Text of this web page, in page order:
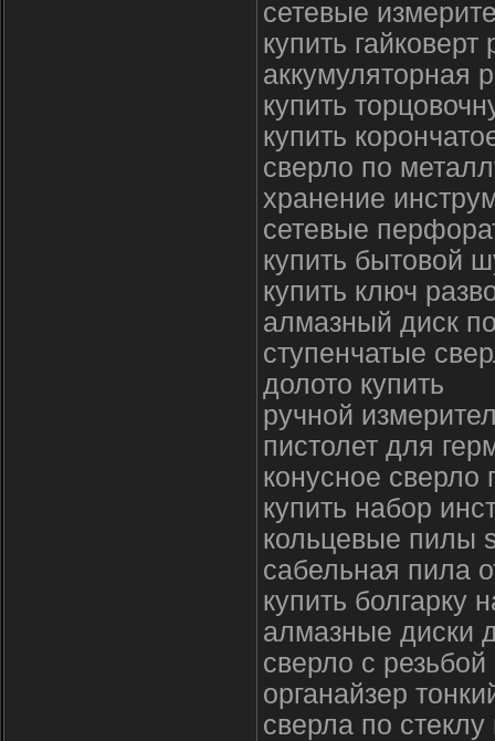
сетевые
купить гайковерт
аккумуляторная
купить
купить
сверло по
хранение
сетевые
купить бытовой
купить ключ
алмазный диск
ступенчатые
долото купить
ручной
пистолет для
конусное сверло
купить набор
кольцевые пилы
сабельная пила
купить болгарку
алмазные диски
сверло с
органайзер
сверла по